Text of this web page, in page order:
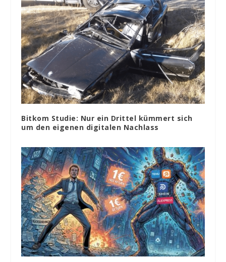
Bitkom Studie: Nur ein Drittel kümmert sich
um den eigenen digitalen Nachlass